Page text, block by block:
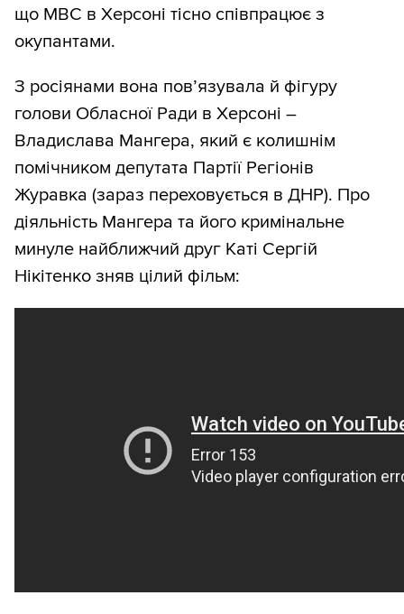
що МВС в Херсоні тісно співпрацює з
окупантами.
З росіянами вона пов’язувала й фігуру
голови Обласної Ради в Херсоні –
Владислава Мангера, який є колишнім
помічником депутата Партії Регіонів
Журавка (зараз переховується в ДНР). Про
діяльність Мангера та його кримінальне
минуле найближчий друг Каті Сергій
Нікітенко зняв цілий фільм: